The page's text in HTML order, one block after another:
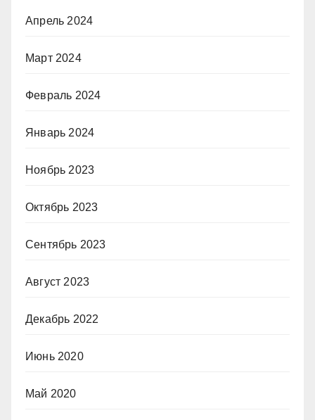
Апрель 2024
Март 2024
Февраль 2024
Январь 2024
Ноябрь 2023
Октябрь 2023
Сентябрь 2023
Август 2023
Декабрь 2022
Июнь 2020
Май 2020